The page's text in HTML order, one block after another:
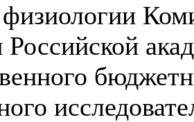
Российской